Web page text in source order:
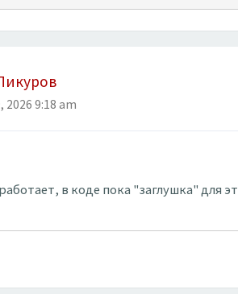
2026 9:18 am
в коде пока "заглушка" для